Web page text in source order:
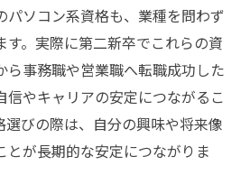
パソコン系資格も、業種を問わず
す。実際に第二新卒でこれらの資
ら事務職や営業職へ転職成功した
信やキャリアの安定につながるこ
選びの際は、自分の興味や将来像
とが長期的な安定につながりま